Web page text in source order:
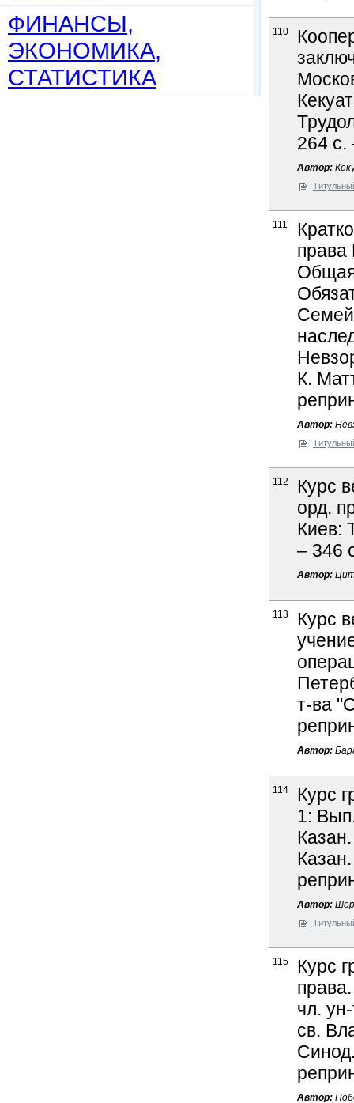
ФИНАНСЫ,
ЭКОНОМИКА,
СТАТИСТИКА
110
264 с.
Автор:
111
права
К.
Автор:
112
Курс
орд.
Киев:
– 346
Автор:
113
Курс
т-ва
Автор:
114
Курс
1:
Автор:
115
Курс
чл.
св.
Автор: